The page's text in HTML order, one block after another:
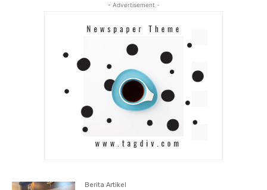
- Advertisement -
Berita Artikel